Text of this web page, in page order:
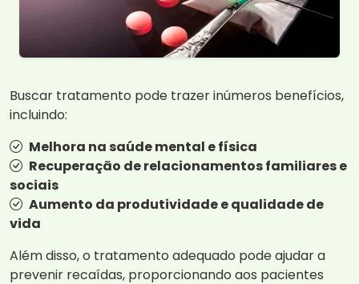
Buscar tratamento pode trazer inúmeros benefícios,
incluindo:
Melhora na saúde mental e física
Recuperação de relacionamentos familiares e
sociais
Aumento da produtividade e qualidade de
vida
Além disso, o tratamento adequado pode ajudar a
prevenir recaídas, proporcionando aos pacientes